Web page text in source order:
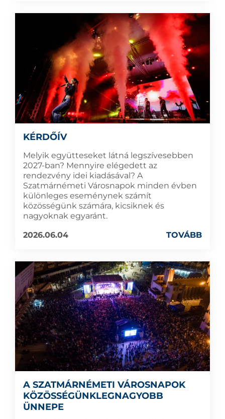
KÉRDŐÍV
Melyik együtteseket látná legszívesebben
2027-ban? Mennyire elégedett az
rendezvény idei kiadásával? A
Szatmárnémeti Városnapok minden évben
különleges eseménynek számít
közösségünk számára, kicsiknek és
nagyoknak egyaránt.
2026.06.04
TOVÁBB
A SZATMÁRNÉMETI VÁROSNAPOK
KÖZÖSSÉGÜNKLEGNAGYOBB
ÜNNEPE